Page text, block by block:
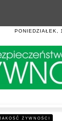
PONIEDZIAŁEK,
ŻYWNOŚCI